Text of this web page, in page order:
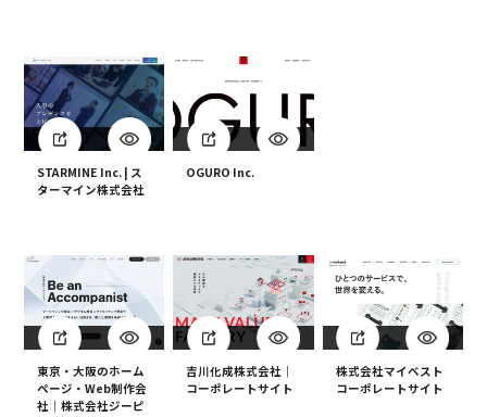
STARMINE Inc. | ス
ターマイン株式会社
OGURO Inc.
東京・大阪のホーム
ページ・Web制作会
社｜株式会社ジーピ
吉川化成株式会社｜
コーポレートサイト
株式会社マイベスト
コーポレートサイト